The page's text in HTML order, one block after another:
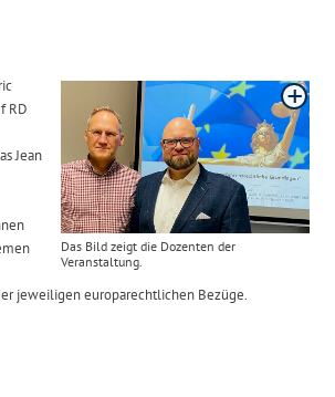
Das Bild zeigt die Dozenten der
Veranstaltung.
RD
Jean
jeweiligen europarechtlichen Bezüge.